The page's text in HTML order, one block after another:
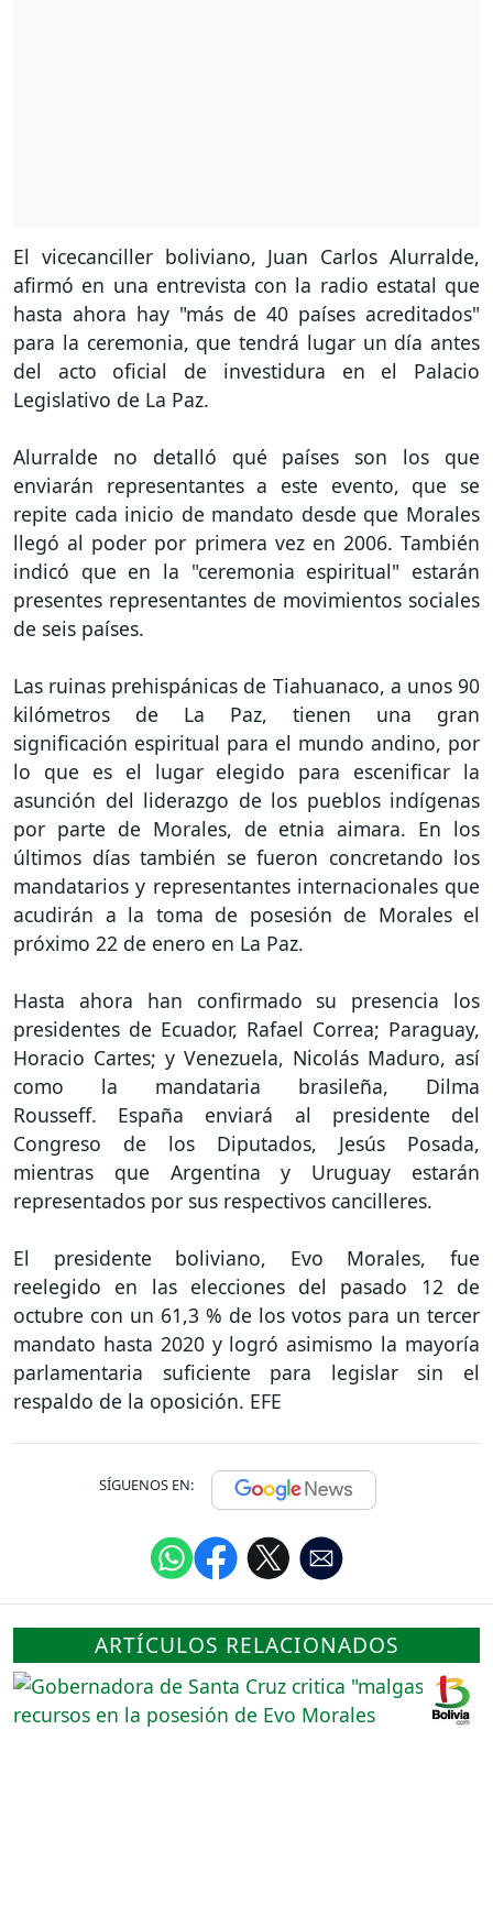
El vicecanciller boliviano, Juan Carlos Alurralde,
afirmó en una entrevista con la radio estatal que
hasta ahora hay "más de 40 países acreditados"
para la ceremonia, que tendrá lugar un día antes
del acto oficial de investidura en el Palacio
Legislativo de La Paz.
Alurralde no detalló qué países son los que
enviarán representantes a este evento, que se
repite cada inicio de mandato desde que Morales
llegó al poder por primera vez en 2006. También
indicó que en la "ceremonia espiritual" estarán
presentes representantes de movimientos sociales
de seis países.
Las ruinas prehispánicas de Tiahuanaco, a unos 90
kilómetros de La Paz, tienen una gran
significación espiritual para el mundo andino, por
lo que es el lugar elegido para escenificar la
asunción del liderazgo de los pueblos indígenas
por parte de Morales, de etnia aimara. En los
últimos días también se fueron concretando los
mandatarios y representantes internacionales que
acudirán a la toma de posesión de Morales el
próximo 22 de enero en La Paz.
Hasta ahora han confirmado su presencia los
presidentes de Ecuador, Rafael Correa; Paraguay,
Horacio Cartes; y Venezuela, Nicolás Maduro, así
como la mandataria brasileña, Dilma
Rousseff. España enviará al presidente del
Congreso de los Diputados, Jesús Posada,
mientras que Argentina y Uruguay estarán
representados por sus respectivos cancilleres.
El presidente boliviano, Evo Morales, fue
reelegido en las elecciones del pasado 12 de
octubre con un 61,3 % de los votos para un tercer
mandato hasta 2020 y logró asimismo la mayoría
parlamentaria suficiente para legislar sin el
respaldo de la oposición. EFE
SÍGUENOS EN:
ARTÍCULOS RELACIONADOS